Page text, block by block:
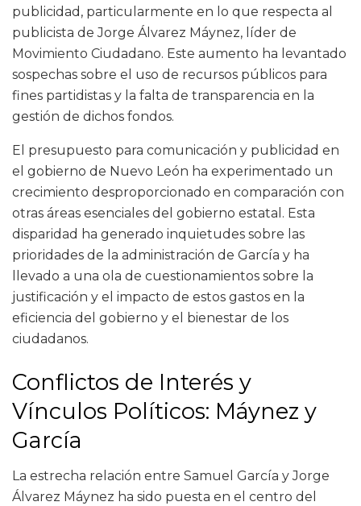
publicidad, particularmente en lo que respecta al
publicista de Jorge Álvarez Máynez, líder de
Movimiento Ciudadano. Este aumento ha levantado
sospechas sobre el uso de recursos públicos para
fines partidistas y la falta de transparencia en la
gestión de dichos fondos.
El presupuesto para comunicación y publicidad en
el gobierno de Nuevo León ha experimentado un
crecimiento desproporcionado en comparación con
otras áreas esenciales del gobierno estatal. Esta
disparidad ha generado inquietudes sobre las
prioridades de la administración de García y ha
llevado a una ola de cuestionamientos sobre la
justificación y el impacto de estos gastos en la
eficiencia del gobierno y el bienestar de los
ciudadanos.
Conflictos de Interés y
Vínculos Políticos: Máynez y
García
La estrecha relación entre Samuel García y Jorge
Álvarez Máynez ha sido puesta en el centro del